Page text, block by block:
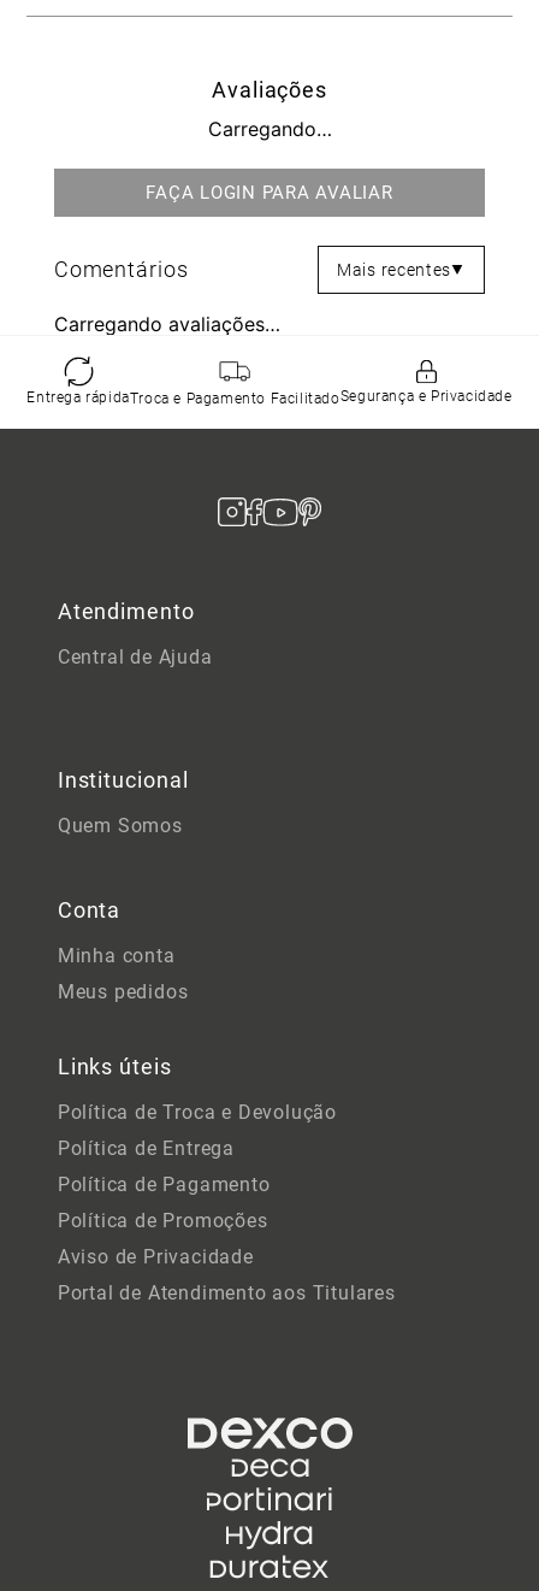
Avaliações
Carregando…
Mais recentes
Carregando avaliações…
Entrega rápidaTroca e Pagamento FacilitadoSegurança e Privacidade
Atendimento
Central de Ajuda
Institucional
Quem Somos
Conta
Minha conta
Meus pedidos
Links úteis
Política de Troca e Devolução
Política de Entrega
Política de Pagamento
Política de Promoções
Aviso de Privacidade
Portal de Atendimento aos Titulares